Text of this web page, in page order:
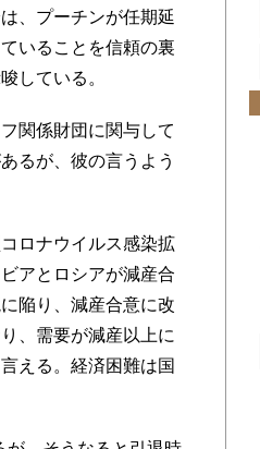
、プーチンが任期延
いることを信頼の裏
している。
関係財団に関与して
るが、彼の言うよう
ロナウイルス感染拡
アとロシアが減産合
陥り、減産合意に改
、需要が減産以上に
える。経済困難は国